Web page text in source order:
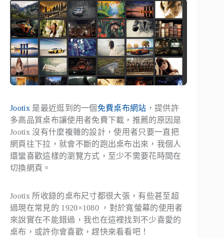
Jootix是最近逛到的一個 免費桌布網站 ，提供許
多高品質桌布讓使用者免費下載，推薦的原因是
Jootix 沒有什麼複雜的設計，使用者只要一直把
網頁往下拉，就會不斷的跑出桌布出來，我個人
還蠻喜歡這樣的瀏覽方式，至少不需要花時間在
切換網頁。
Jootix 所收錄的桌布尺寸都很大張，有些甚至超
過現在常見的 1920×1080 ，對於寬螢幕的使用者
來說實在不能錯過，我也在這裡找到不少喜愛的
桌布，或許你會喜歡，趕快來看看吧！